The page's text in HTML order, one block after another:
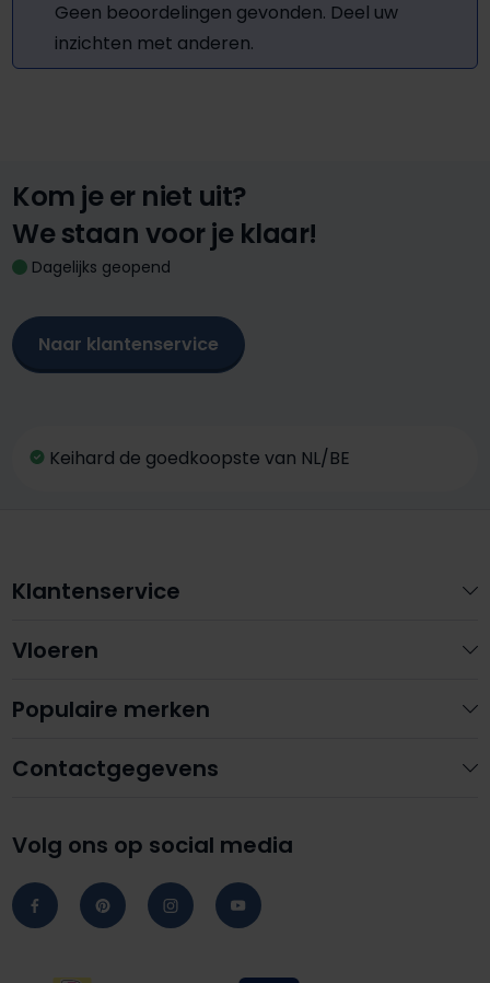
Geen beoordelingen gevonden. Deel uw
inzichten met anderen.
Kom je er niet uit?
We staan voor je klaar!
Dagelijks geopend
Naar klantenservice
Keihard de goedkoopste van NL/BE
Contactgegevens
Volg ons op social media
Klantenservice
Vloeren
Populaire merken